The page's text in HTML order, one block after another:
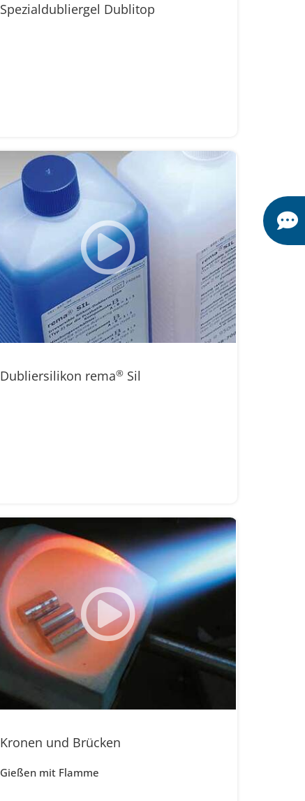
Spezialdubliergel Dublitop
Dubliersilikon rema®Sil
Kronen und Brücken
Gießen mit Flamme